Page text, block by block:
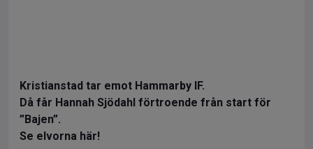
Kristianstad tar emot Hammarby IF.
Då får Hannah Sjödahl förtroende från start för
”Bajen”.
Se elvorna här!